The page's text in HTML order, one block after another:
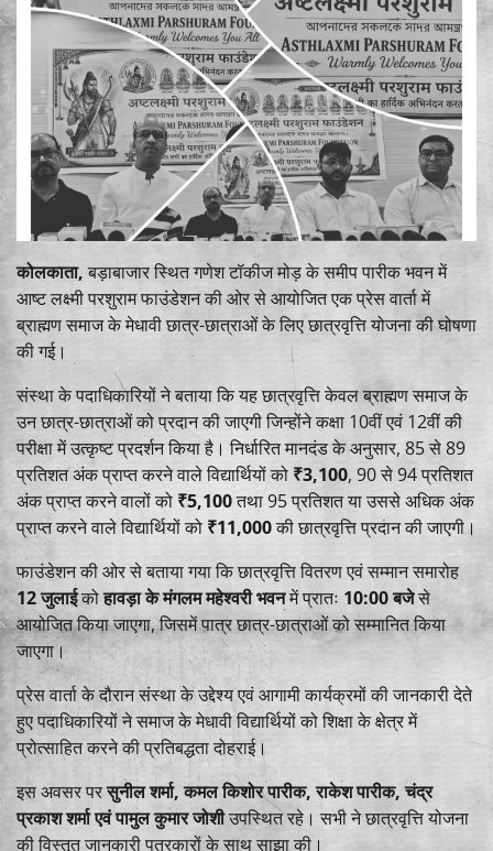
कोलकाता,बड़ाबाजार स्थित गणेश टॉकीज मोड़ के समीप पारीक भवन में
आष्ट लक्ष्मी परशुराम फाउंडेशन की ओर से आयोजित एक प्रेस वार्ता में
ब्राह्मण समाज के मेधावी छात्र-छात्राओं के लिए छात्रवृत्ति योजना की घोषणा
की गई।
संस्था के पदाधिकारियों ने बताया कि यह छात्रवृत्ति केवल ब्राह्मण समाज के
उन छात्र-छात्राओं को प्रदान की जाएगी जिन्होंने कक्षा 10वीं एवं 12वीं की
परीक्षा में उत्कृष्ट प्रदर्शन किया है। निर्धारित मानदंड के अनुसार, 85 से 89
प्रतिशत अंक प्राप्त करने वाले विद्यार्थियों को ₹3,100, 90 से 94 प्रतिशत
अंक प्राप्त करने वालों को ₹5,100तथा 95 प्रतिशत या उससे अधिक अंक
प्राप्त करने वाले विद्यार्थियों को ₹11,000की छात्रवृत्ति प्रदान की जाएगी।
फाउंडेशन की ओर से बताया गया कि छात्रवृत्ति वितरण एवं सम्मान समारोह
12 जुलाईकोहावड़ा के मंगलम महेश्वरी भवनमें प्रातः 10:00 बजेसे
आयोजित किया जाएगा, जिसमें पात्र छात्र-छात्राओं को सम्मानित किया
जाएगा।
प्रेस वार्ता के दौरान संस्था के उद्देश्य एवं आगामी कार्यक्रमों की जानकारी देते
हुए पदाधिकारियों ने समाज के मेधावी विद्यार्थियों को शिक्षा के क्षेत्र में
प्रोत्साहित करने की प्रतिबद्धता दोहराई।
इस अवसर परसुनील शर्मा, कमल किशोर पारीक, राकेश पारीक, चंद्र
प्रकाश शर्मा एवं पामुल कुमार जोशीउपस्थित रहे। सभी ने छात्रवृत्ति योजना
की विस्तृत जानकारी पत्रकारों के साथ साझा की।